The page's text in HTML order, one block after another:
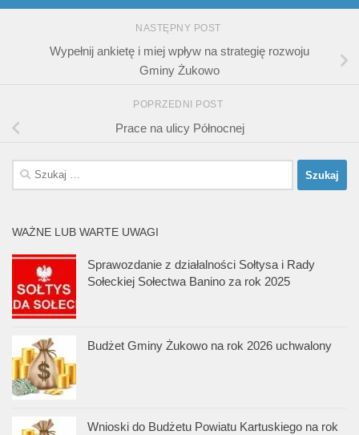
NASTĘPNY POST
Wypełnij ankietę i miej wpływ na strategię rozwoju
Gminy Żukowo
POPRZEDNI POST
Prace na ulicy Północnej
Szukaj:
WAŻNE LUB WARTE UWAGI
Sprawozdanie z działalności Sołtysa i Rady
Sołeckiej Sołectwa Banino za rok 2025
Budżet Gminy Żukowo na rok 2026 uchwalony
Wnioski do Budżetu Powiatu Kartuskiego na rok